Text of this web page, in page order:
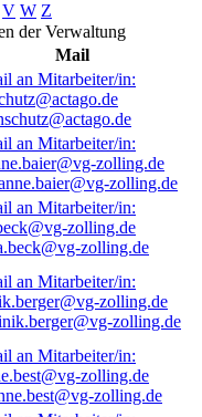
V W Z
der Verwaltung
Mail
zolling.de
zolling.de
zolling.de
zolling.de